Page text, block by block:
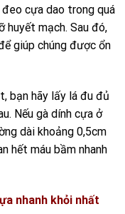
cựa dao trong quá
huyết mạch. Sau đó,
giúp chúng được ổn
bạn hãy lấy lá đu đủ
Nếu gà dính cựa ở
dài khoảng 0,5cm
hết máu bầm nhanh
nhanh khỏi nhất